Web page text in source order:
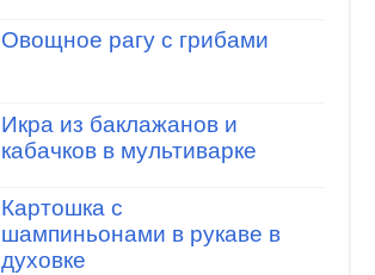
Овощное рагу с грибами
Икра из баклажанов и
кабачков в мультиварке
Картошка с
шампиньонами в рукаве в
духовке